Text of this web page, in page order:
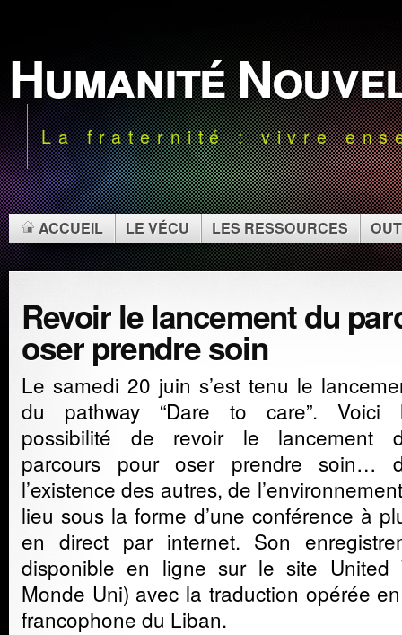
Humanité
La fraternité : vivre
ACCUEIL LE VÉCU LES RESSOURCES
Revoir le lancement du
oser prendre soin
Le samedi 20 juin s’est tenu le
du pathway “Dare to care”. Voici
possibilité de revoir le lancement
parcours pour oser prendre soin…
l’existence des autres, de
lieu sous la forme d’une conférence à
en direct par internet. Son
disponible en ligne sur le site United
Monde Uni) avec la traduction opérée
francophone du Liban.